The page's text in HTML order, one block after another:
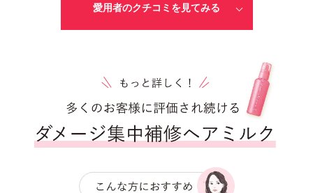
愛用者のクチコミを見てみる